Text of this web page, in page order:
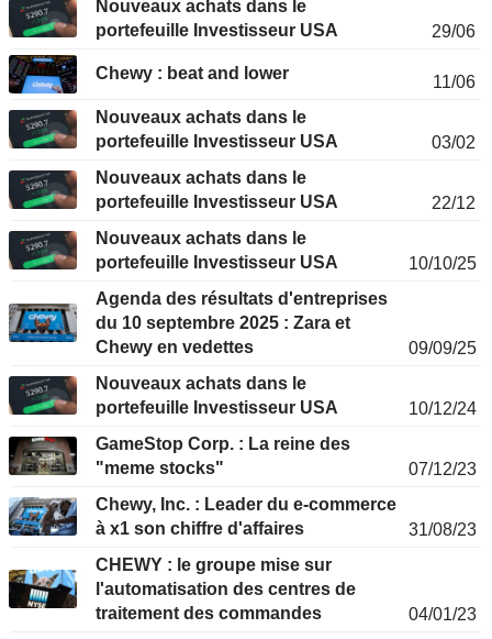
Nouveaux achats dans le
portefeuille Investisseur USA
29/06
Chewy : beat and lower
11/06
Nouveaux achats dans le
portefeuille Investisseur USA
03/02
Nouveaux achats dans le
portefeuille Investisseur USA
22/12
Nouveaux achats dans le
portefeuille Investisseur USA
10/10/25
Agenda des résultats d'entreprises
du 10 septembre 2025 : Zara et
Chewy en vedettes
09/09/25
Nouveaux achats dans le
portefeuille Investisseur USA
10/12/24
GameStop Corp. : La reine des
"meme stocks"
07/12/23
Chewy, Inc. : Leader du e-commerce
à x1 son chiffre d'affaires
31/08/23
CHEWY : le groupe mise sur
l'automatisation des centres de
traitement des commandes
04/01/23